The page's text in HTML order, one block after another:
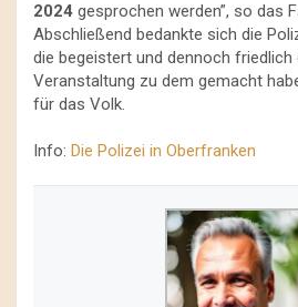
2024 gesprochen werden”, so das
Abschließend bedankte sich die
die begeistert und dennoch friedlich
Veranstaltung zu dem gemacht
für das Volk.
Info: Die Polizei in Oberfranken